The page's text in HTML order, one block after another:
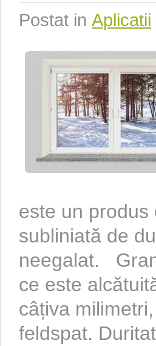
Postat in Aplicatii
este un
subliniată de
neegalat.
ce este
câțiva
feldspat.